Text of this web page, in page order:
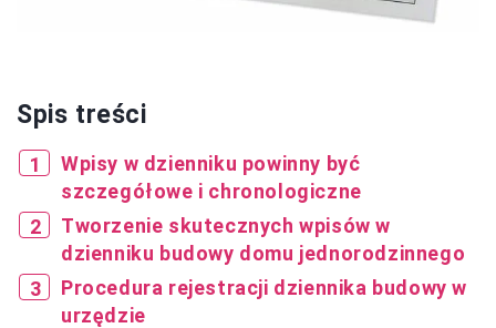
Spis treści
Wpisy w dzienniku powinny być
szczegółowe i chronologiczne
Tworzenie skutecznych wpisów w
dzienniku budowy domu jednorodzinnego
Procedura rejestracji dziennika budowy w
urzędzie